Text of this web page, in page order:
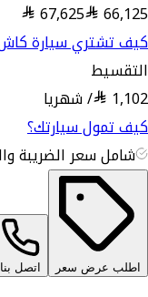
66,125
67,625
كيف تشتري سيارة
التقسيط
1,102
/شهريا
كيف تمول سيارتك؟
شامل سعر الضريبة
اطلب عرض سعر اتصل بنا